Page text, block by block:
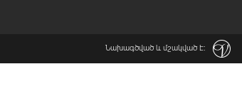
Նախագծված և մշակված է: